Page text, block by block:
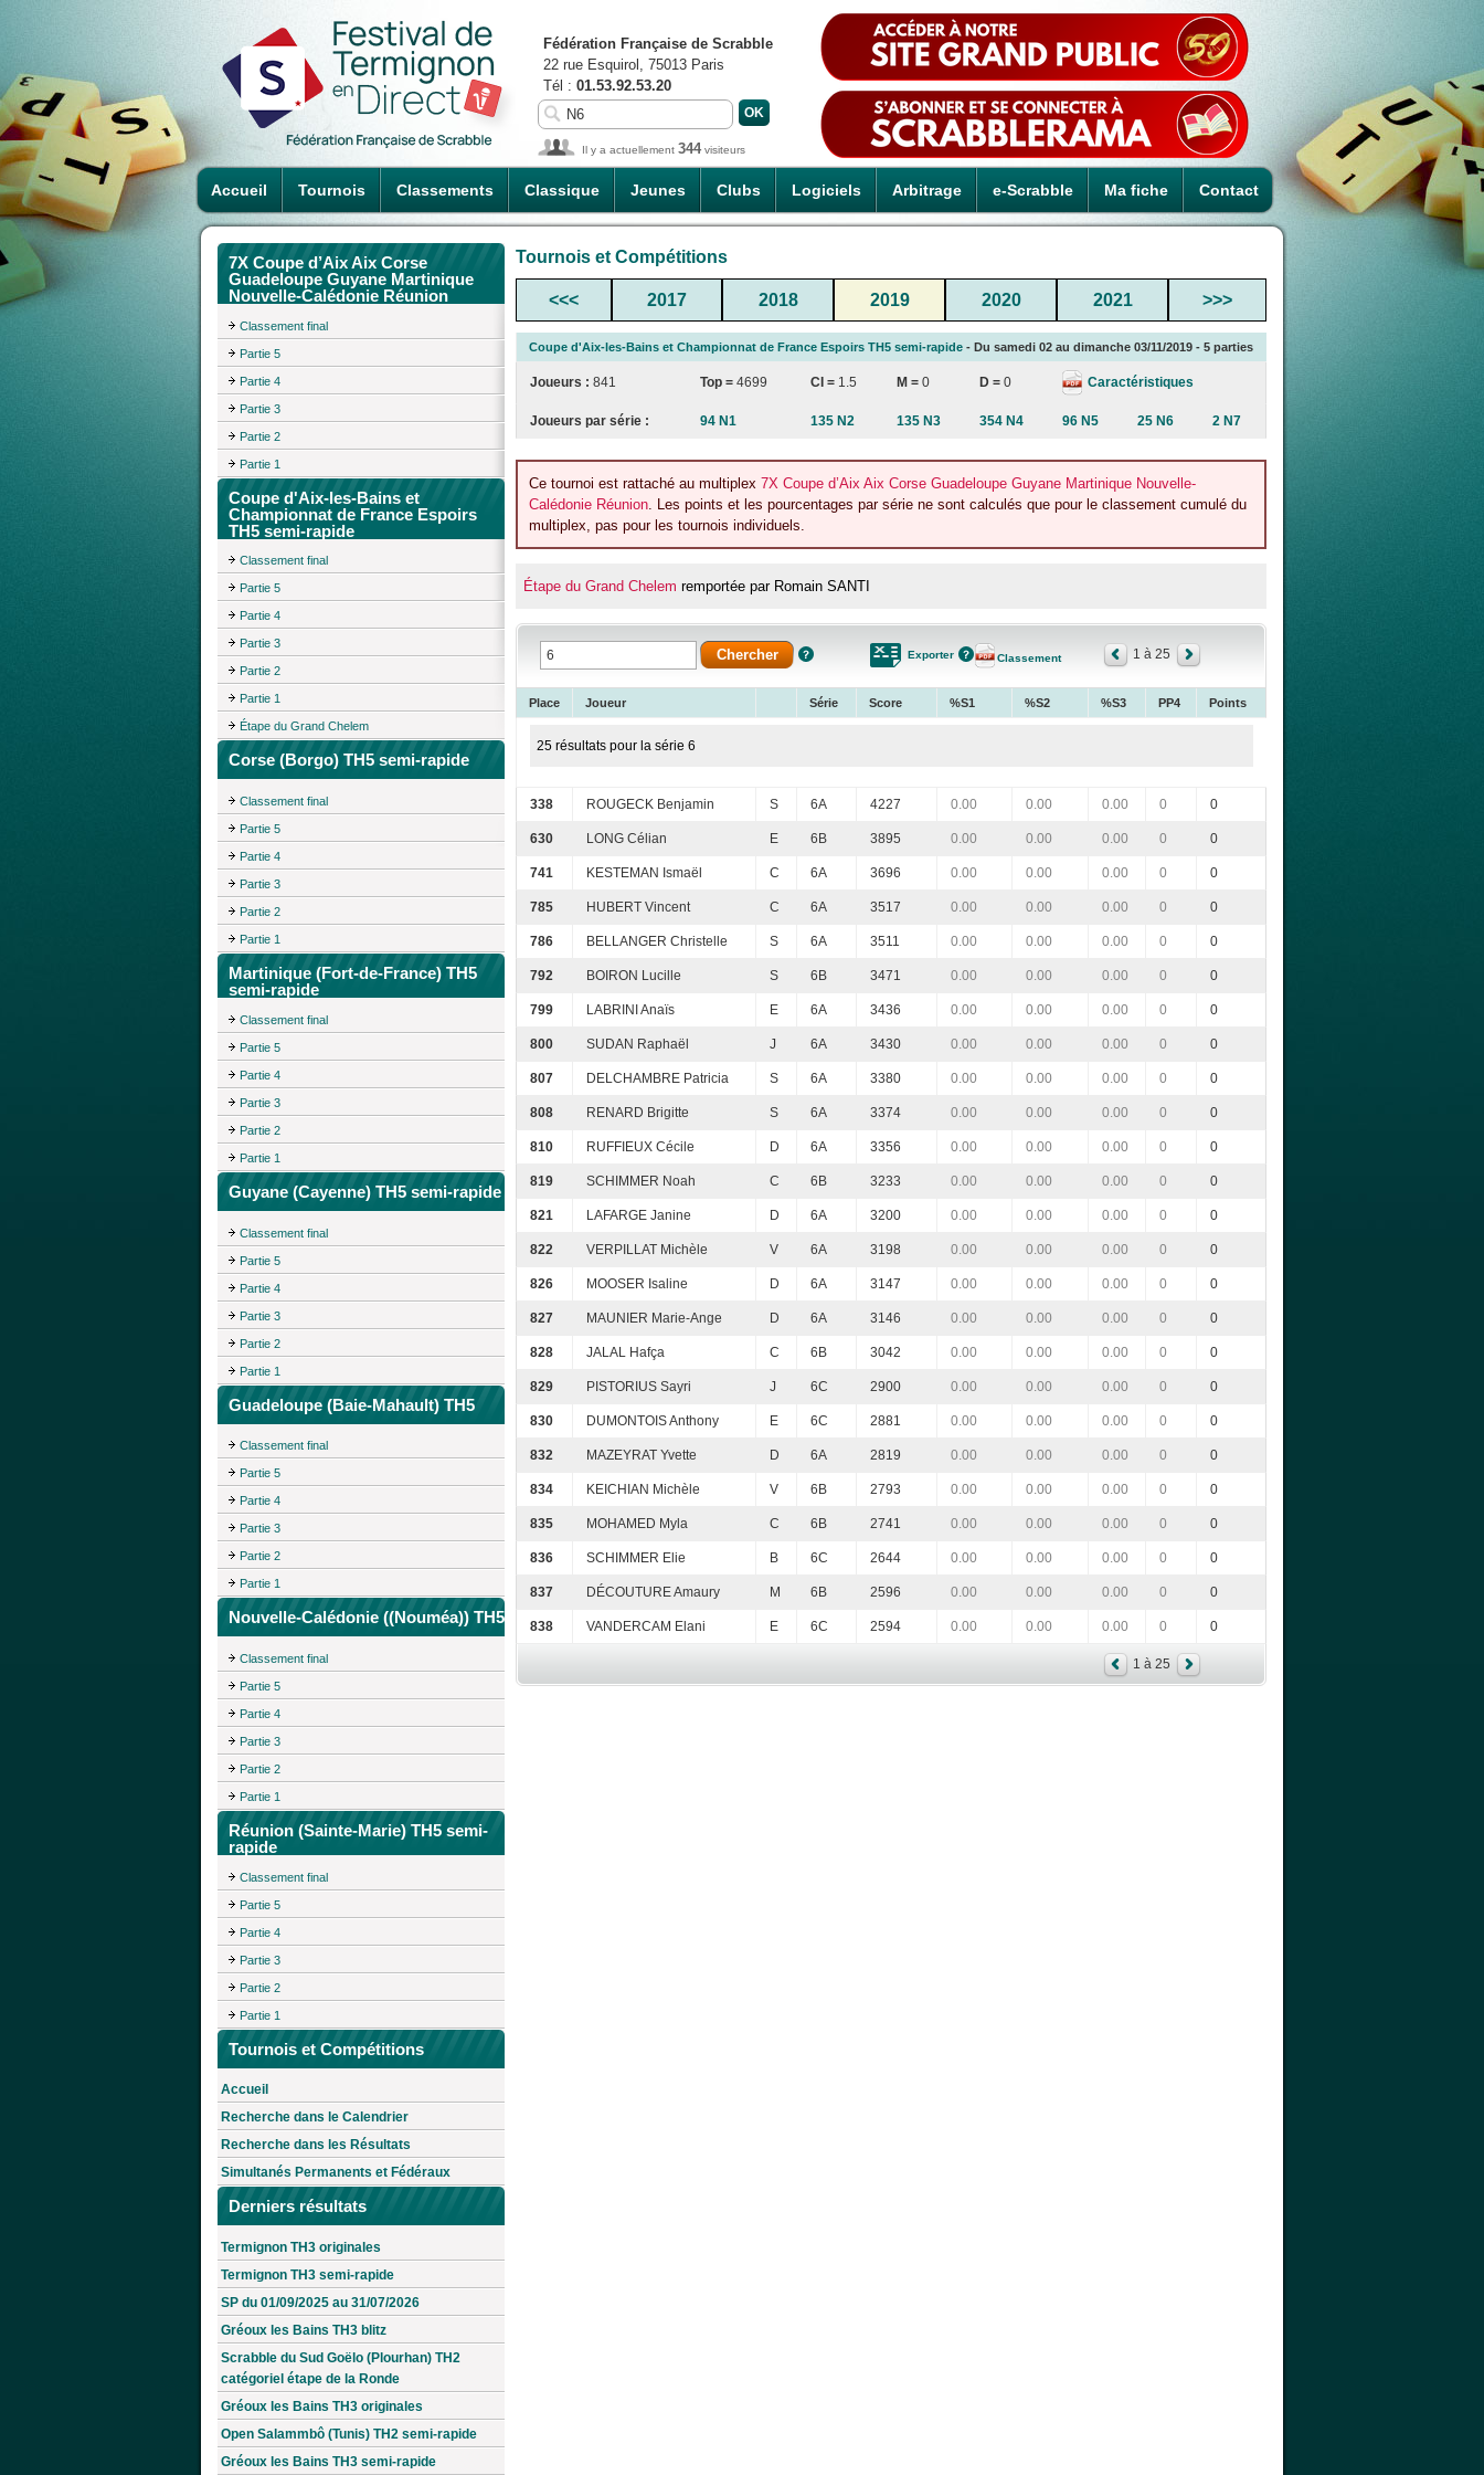
Accueil Tournois Classements Classique Jeunes Clubs Logiciels Arbitrage e-Scrabble Ma fiche Contact
Fédération Française de Scrabble
22 rue Esquirol, 75013 Paris
Tél : 01.53.92.53.20
Il y a actuellement 344visiteurs
7X Coupe d’Aix Aix Corse
Guadeloupe Guyane Martinique
Nouvelle-Calédonie Réunion
Classement final
Partie 5
Partie 4
Partie 3
Partie 2
Partie 1
Coupe d'Aix-les-Bains et
Championnat de France Espoirs
TH5 semi-rapide
Classement final
Partie 5
Partie 4
Partie 3
Partie 2
Partie 1
Étape du Grand Chelem
Corse (Borgo) TH5 semi-rapide
Classement final
Partie 5
Partie 4
Partie 3
Partie 2
Partie 1
Martinique (Fort-de-France) TH5
semi-rapide
Classement final
Partie 5
Partie 4
Partie 3
Partie 2
Partie 1
Guyane (Cayenne) TH5 semi-rapide
Classement final
Partie 5
Partie 4
Partie 3
Partie 2
Partie 1
Guadeloupe (Baie-Mahault) TH5
Classement final
Partie 5
Partie 4
Partie 3
Partie 2
Partie 1
Nouvelle-Calédonie ((Nouméa)) TH5
Classement final
Partie 5
Partie 4
Partie 3
Partie 2
Partie 1
Réunion (Sainte-Marie) TH5 semi-
rapide
Classement final
Partie 5
Partie 4
Partie 3
Partie 2
Partie 1
Tournois et Compétitions
Accueil
Recherche dans le Calendrier
Recherche dans les Résultats
Simultanés Permanents et Fédéraux
Derniers résultats
Termignon TH3 originales
Termignon TH3 semi-rapide
SP du 01/09/2025 au 31/07/2026
Gréoux les Bains TH3 blitz
Scrabble du Sud Goëlo (Plourhan) TH2
catégoriel étape de la Ronde
Gréoux les Bains TH3 originales
Open Salammbô (Tunis) TH2 semi-rapide
Gréoux les Bains TH3 semi-rapide
Tournois et Compétitions
<<< 2017 2018 2019 2020 2021 >>>
Coupe d'Aix-les-Bains et Championnat de France Espoirs TH5 semi-rapide - Du samedi 02 au dimanche 03/11/2019 - 5 parties
Joueurs : 841 Top = 4699 CI = 1.5 M = 0 D = 0 Caractéristiques
Joueurs par série : 94 N1 135 N2 135 N3 354 N4 96 N5 25 N6 2 N7
Ce tournoi est rattaché au multiplex 7X Coupe d’Aix Aix Corse Guadeloupe Guyane Martinique Nouvelle-
Calédonie Réunion. Les points et les pourcentages par série ne sont calculés que pour le classement cumulé du
multiplex, pas pour les tournois individuels.
Étape du Grand Chelem remportée par Romain SANTI
Exporter Classement 1 à 25
Place Joueur Série Score %S1 %S2 %S3 PP4 Points
25 résultats pour la série 6
338 ROUGECK Benjamin S 6A 4227 0.00 0.00 0.00 0 0
630 LONG Célian E 6B 3895 0.00 0.00 0.00 0 0
741 KESTEMAN Ismaël C 6A 3696 0.00 0.00 0.00 0 0
785 HUBERT Vincent C 6A 3517 0.00 0.00 0.00 0 0
786 BELLANGER Christelle S 6A 3511 0.00 0.00 0.00 0 0
792 BOIRON Lucille S 6B 3471 0.00 0.00 0.00 0 0
799 LABRINI Anaïs E 6A 3436 0.00 0.00 0.00 0 0
800 SUDAN Raphaël J 6A 3430 0.00 0.00 0.00 0 0
807 DELCHAMBRE Patricia S 6A 3380 0.00 0.00 0.00 0 0
808 RENARD Brigitte S 6A 3374 0.00 0.00 0.00 0 0
810 RUFFIEUX Cécile D 6A 3356 0.00 0.00 0.00 0 0
819 SCHIMMER Noah C 6B 3233 0.00 0.00 0.00 0 0
821 LAFARGE Janine D 6A 3200 0.00 0.00 0.00 0 0
822 VERPILLAT Michèle V 6A 3198 0.00 0.00 0.00 0 0
826 MOOSER Isaline D 6A 3147 0.00 0.00 0.00 0 0
827 MAUNIER Marie-Ange D 6A 3146 0.00 0.00 0.00 0 0
828 JALAL Hafça C 6B 3042 0.00 0.00 0.00 0 0
829 PISTORIUS Sayri J 6C 2900 0.00 0.00 0.00 0 0
830 DUMONTOIS Anthony E 6C 2881 0.00 0.00 0.00 0 0
832 MAZEYRAT Yvette D 6A 2819 0.00 0.00 0.00 0 0
834 KEICHIAN Michèle V 6B 2793 0.00 0.00 0.00 0 0
835 MOHAMED Myla C 6B 2741 0.00 0.00 0.00 0 0
836 SCHIMMER Elie B 6C 2644 0.00 0.00 0.00 0 0
837 DÉCOUTURE Amaury M 6B 2596 0.00 0.00 0.00 0 0
838 VANDERCAM Elani E 6C 2594 0.00 0.00 0.00 0 0
1 à 25